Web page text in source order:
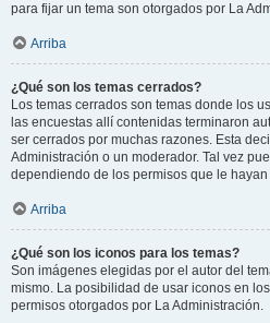
para fijar un tema son otorgados por La
Arriba
¿Qué son los temas cerrados?
Los temas cerrados son temas donde los
las encuestas allí contenidas terminaron
ser cerrados por muchas razones. Esta
Administración o un moderador. Tal vez
dependiendo de los permisos que le
Arriba
¿Qué son los iconos para los temas?
Son imágenes elegidas por el autor del
mismo. La posibilidad de usar iconos en
permisos otorgados por La Administración.